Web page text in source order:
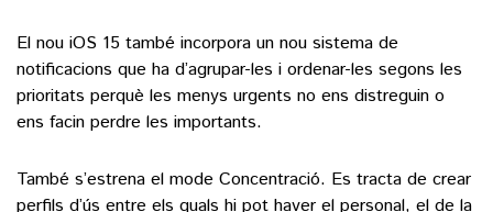
El nou iOS 15 també incorpora un nou sistema de
notificacions que ha d’agrupar-les i ordenar-les segons les
prioritats perquè les menys urgents no ens distreguin o
ens facin perdre les importants.
També s’estrena el mode Concentració. Es tracta de crear
perfils d’ús entre els quals hi pot haver el personal, el de la